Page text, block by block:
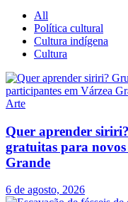
All
Política cultural
Cultura indígena
Cultura
Arte
Quer aprender
gratuitas para
Grande
6 de agosto, 2026